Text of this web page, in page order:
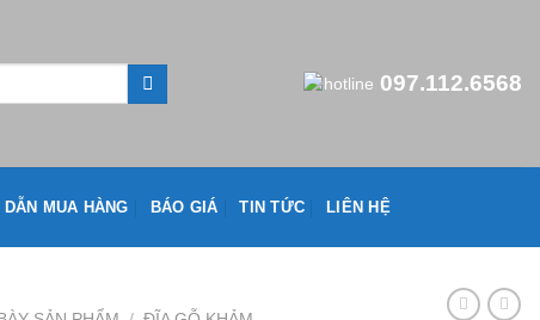
097.112.6568
MUA HÀNG BÁO GIÁ TIN TỨC LIÊN HỆ